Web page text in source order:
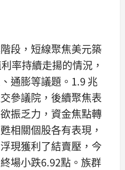
段，短線聚焦美元築
率持續走揚的情況，
通膨等議題。1.9 兆
參議院，後續聚焦表
振乏力，資金焦點轉
相關個股各有表現，
現獲利了結賣壓，今
場小跌6.92點。族群